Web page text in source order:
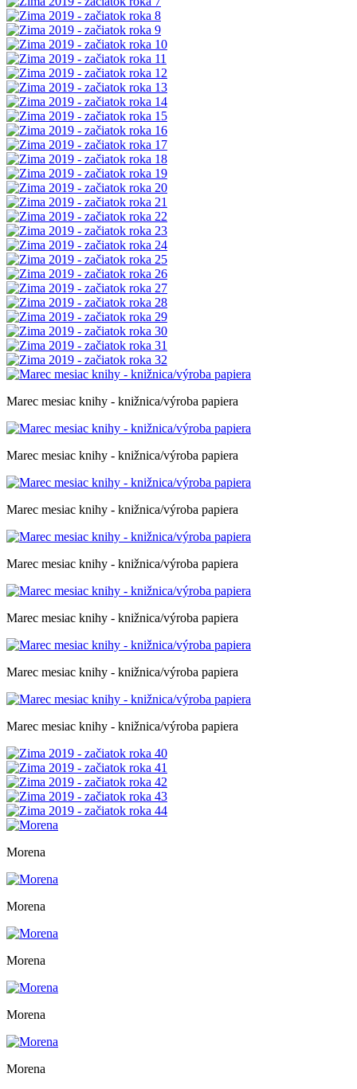
Marec mesiac knihy - knižnica/výroba papiera
Marec mesiac knihy - knižnica/výroba papiera
Marec mesiac knihy - knižnica/výroba papiera
Marec mesiac knihy - knižnica/výroba papiera
Marec mesiac knihy - knižnica/výroba papiera
Marec mesiac knihy - knižnica/výroba papiera
Marec mesiac knihy - knižnica/výroba papiera
Morena
Morena
Morena
Morena
Morena